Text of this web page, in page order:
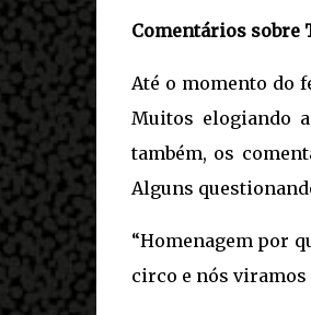
Comentários sobre
Até o momento do
Muitos elogiando
também, os
Alguns
“Homenagem por
circo e nós viramos